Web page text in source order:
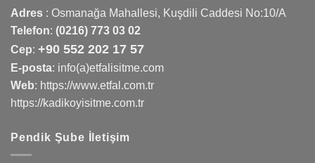
Adres : Osmanağa Mahallesi, Kuşdili Caddesi No:10/A
Telefon: (0216) 773 03 02
Cep: +90 552 202 17 57
E-posta: info(a)etfalisitme.com
Web: https://www.etfal.com.tr
https://kadikoyisitme.com.tr
Pendik Şube İletişim